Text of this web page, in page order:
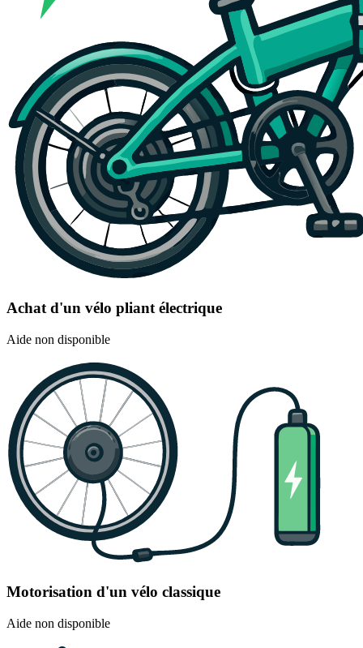
Achat d'un vélo pliant électrique
Aide non disponible
Motorisation d'un vélo classique
Aide non disponible